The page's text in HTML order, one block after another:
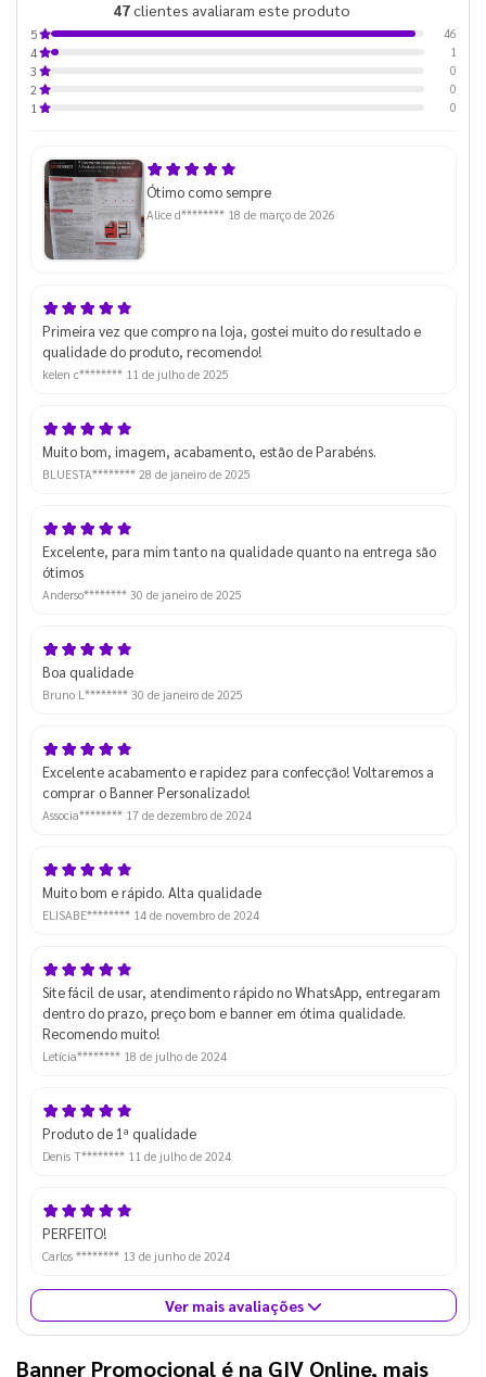
47clientes avaliaram este produto
5
46
4
1
3
0
2
0
1
0
Ótimo como sempre
Alice d******** 18 de março de 2026
Primeira vez que compro na loja, gostei muito do resultado e
qualidade do produto, recomendo!
kelen c******** 11 de julho de 2025
Muito bom, imagem, acabamento, estão de Parabéns.
BLUESTA******** 28 de janeiro de 2025
Excelente, para mim tanto na qualidade quanto na entrega são
ótimos
Anderso******** 30 de janeiro de 2025
Boa qualidade
Bruno L******** 30 de janeiro de 2025
Excelente acabamento e rapidez para confecção! Voltaremos a
comprar o Banner Personalizado!
Associa******** 17 de dezembro de 2024
Muito bom e rápido. Alta qualidade
ELISABE******** 14 de novembro de 2024
Site fácil de usar, atendimento rápido no WhatsApp, entregaram
dentro do prazo, preço bom e banner em ótima qualidade.
Recomendo muito!
Letícia******** 18 de julho de 2024
Produto de 1ª qualidade
Denis T******** 11 de julho de 2024
PERFEITO!
Carlos ******** 13 de junho de 2024
Ver mais avaliações
Banner Promocional é na GIV Online, mais